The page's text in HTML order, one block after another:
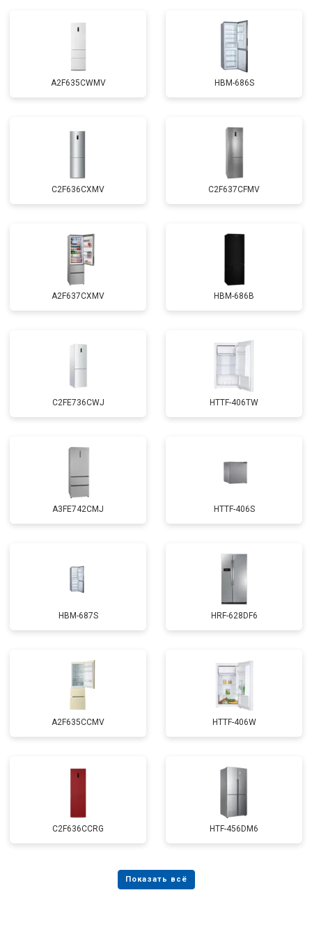
A2F635CWMV HBM-686S
C2F636CXMV C2F637CFMV
A2F637CXMV HBM-686B
C2FE736CWJ HTTF-406TW
A3FE742CMJ HTTF-406S
HBM-687S HRF-628DF6
A2F635CCMV HTTF-406W
C2F636CCRG HTF-456DM6